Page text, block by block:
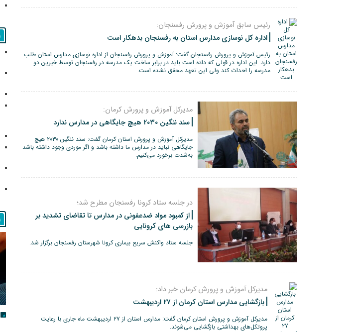
رئیس سابق آموزش و پرورش رفسنجان:
اداره کل نوسازی مدارس استان به رفسنجان بدهکار است
رئیس آموزش و پرورش رفسنجان گفت: آموزش و پرورش رفسنجان از اداره نوسازی مدارس استان طلب
دارد. این اداره در قولی که داده است باید در برابر ساخت یک مدرسه در رفسنجان توسط خیرین دو
مدرسه را احداث کند ولی این تعهد محقق نشده است.
مدیرکل آموزش و پرورش کرمان:
سند ننگین ۲۰۳۰ هیچ جایگاهی در مدارس ندارد
مدیرکل آموزش و پرورش استان کرمان گفت: سند ننگین ۲۰۳۰ هیچ
جایگاهی نباید در مدارس ما داشته باشد و اگر موردی وجود داشته باشد
به‌شدت برخورد می‌کنیم.
در جلسه ستاد کرونا رفسنجان مطرح شد؛
از کمبود مواد ضدعفونی در مدارس تا تقاضای تشدید بر
بازرسی های کرونایی
جلسه ستاد واکنش سریع بیماری کرونا شهرستان رفسنجان برگزار شد.
مدیرکل آموزش و پرورش کرمان خبر داد:
بازگشایی مدارس استان کرمان از ۲۷ اردیبهشت
مدیرکل آموزش و پرورش استان کرمان گفت: مدارس استان از ۲۷ اردیبهشت ماه جاری با رعایت
پروتکل‌های بهداشتی بازگشایی می‌شوند.